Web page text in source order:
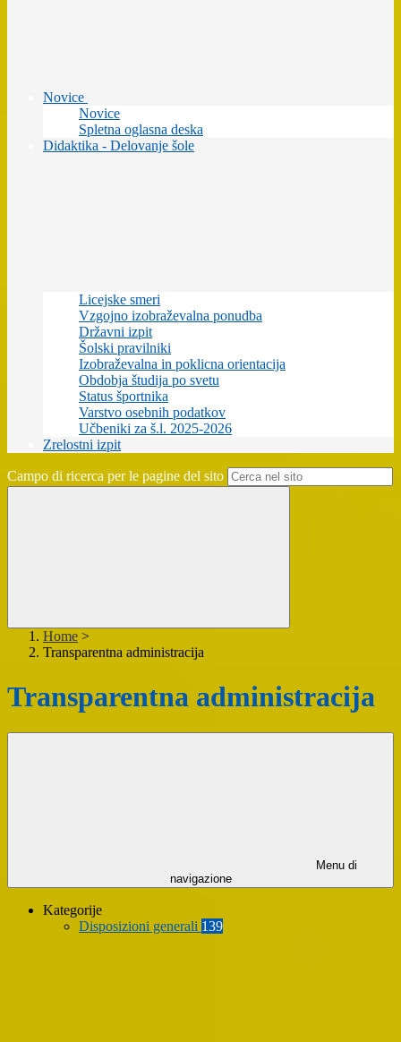
Novice
Novice
Spletna oglasna deska
Didaktika - Delovanje šole
Licejske smeri
Vzgojno izobraževalna ponudba
Državni izpit
Šolski pravilniki
Izobraževalna in poklicna orientacija
Obdobja študija po svetu
Status športnika
Varstvo osebnih podatkov
Učbeniki za š.l. 2025-2026
Zrelostni izpit
Campo di ricerca per le pagine del sito
Home >
Transparentna administracija
Transparentna administracija
Menu di
navigazione
Kategorije
Disposizioni generali 139